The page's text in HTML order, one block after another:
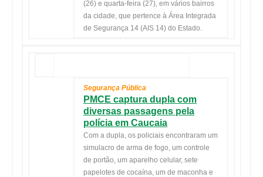
(26) e quarta-feira (27), em vários bairros
da cidade, que pertence à Área Integrada
de Segurança 14 (AIS 14) do Estado.
Segurança Pública
PMCE captura dupla com
diversas passagens pela
polícia em Caucaia
Com a dupla, os policiais encontraram um
simulacro de arma de fogo, um controle
de portão, um aparelho celular, sete
papelotes de cocaína, um de maconha e